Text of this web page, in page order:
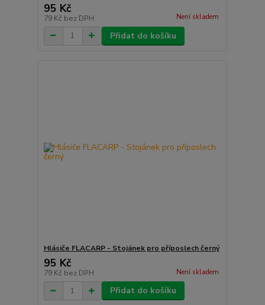
95 Kč
79 Kč bez DPH Není skladem
Přidat do košíku
Hlásiče FLACARP - Stojánek pro příposlech černý
95 Kč
79 Kč bez DPH Není skladem
Přidat do košíku